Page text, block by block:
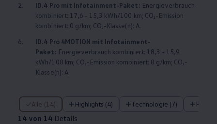
2. ID.4 Pro mit Infotainment-Paket: Energieverbrauch
kombiniert: 17,6 - 15,3 kWh/100 km; CO₂-Emission
kombiniert: 0 g/km; CO₂-Klasse(n): A.
6.
ID.4 Pro 4MOTION mit Infotainment-
Paket: Energieverbrauch kombiniert: 18,3 - 15,9
kWh/100 km; CO₂-Emission kombiniert: 0 g/km; CO₂-
Klasse(n): A.
Alle (14) Highlights (4) Technologie (7)
14 von 14 Details
14 von 14 Details